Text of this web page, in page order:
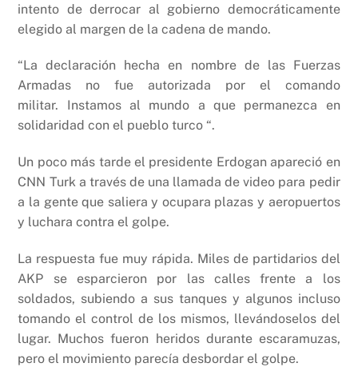
intento de derrocar al gobierno democráticamente
elegido al margen de la cadena de mando.
“La declaración hecha en nombre de las Fuerzas
Armadas no fue autorizada por el comando
militar. Instamos al mundo a que permanezca en
solidaridad con el pueblo turco “.
Un poco más tarde el presidente Erdogan apareció en
CNN Turk a través de una llamada de video para pedir
a la gente que saliera y ocupara plazas y aeropuertos
y luchara contra el golpe.
La respuesta fue muy rápida. Miles de partidarios del
AKP se esparcieron por las calles frente a los
soldados, subiendo a sus tanques y algunos incluso
tomando el control de los mismos, llevándoselos del
lugar. Muchos fueron heridos durante escaramuzas,
pero el movimiento parecía desbordar el golpe.